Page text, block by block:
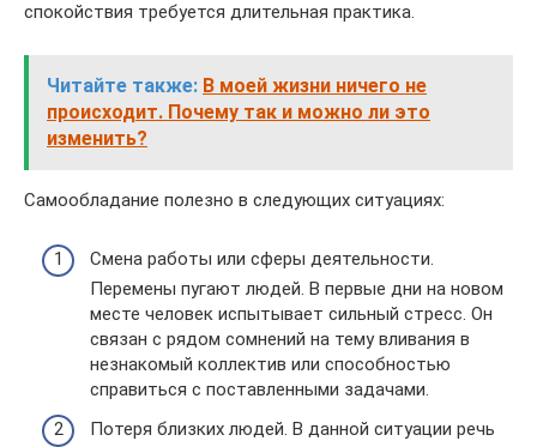
спокойствия требуется длительная практика.
Читайте также: В моей жизни ничего не
происходит. Почему так и можно ли это
изменить?
Самообладание полезно в следующих ситуациях:
Смена работы или сферы деятельности.
Перемены пугают людей. В первые дни на новом
месте человек испытывает сильный стресс. Он
связан с рядом сомнений на тему вливания в
незнакомый коллектив или способностью
справиться с поставленными задачами.
Потеря близких людей. В данной ситуации речь